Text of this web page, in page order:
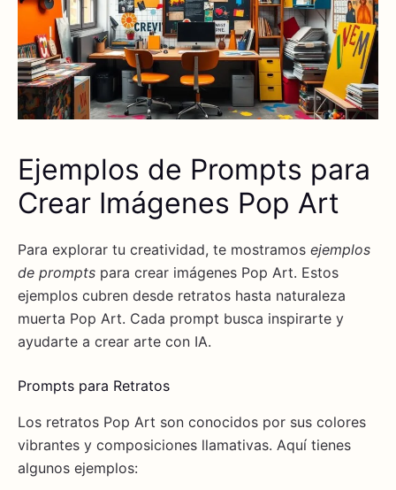
Ejemplos de Prompts para
Crear Imágenes Pop Art
Para explorar tu creatividad, te mostramos ejemplos
de prompts para crear imágenes Pop Art. Estos
ejemplos cubren desde retratos hasta naturaleza
muerta Pop Art. Cada prompt busca inspirarte y
ayudarte a crear arte con IA.
Prompts para Retratos
Los retratos Pop Art son conocidos por sus colores
vibrantes y composiciones llamativas. Aquí tienes
algunos ejemplos: